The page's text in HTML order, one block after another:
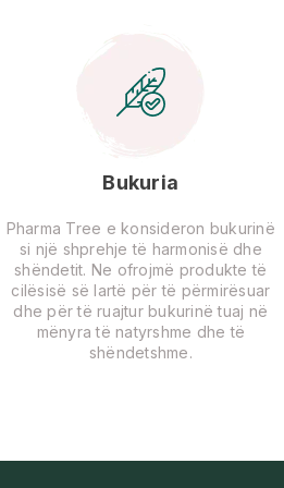
Bukuria
Pharma Tree e konsideron bukurinë
si një shprehje të harmonisë dhe
shëndetit. Ne ofrojmë produkte të
cilësisë së lartë për të përmirësuar
dhe për të ruajtur bukurinë tuaj në
mënyra të natyrshme dhe të
shëndetshme.